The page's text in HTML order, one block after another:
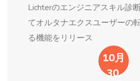
Lichterのエンジニアスキル診
てオルタナエクスユーザーの
る機能をリリース
10月
30,